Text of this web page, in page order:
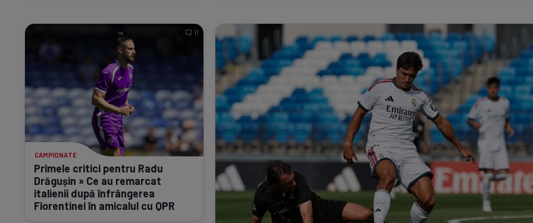
CAMPIONATE
Primele critici pentru Radu
Drăgușin » Ce au remarcat
italienii după înfrângerea
Fiorentinei în amicalul cu QPR
11